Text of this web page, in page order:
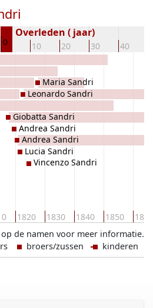
0 10 20 30 40
Overleden ( jaar)
1820 1830 1840 1850 1860
Giobatta Sandri
Andrea Sandri
Andrea Sandri
Lucia Sandri
Leonardo Sandri
Vincenzo Sandri
Maria Sandri
de namen voor meer informatie.
broers/zussen kinderen